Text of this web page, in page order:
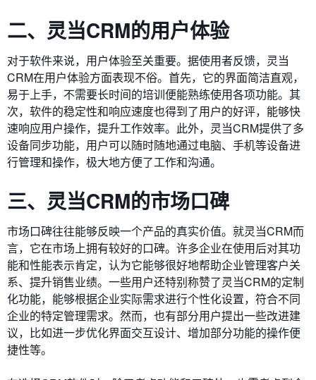
二、灵当CRM的用户体验
对于软件来说，用户体验至关重要。据使用者反馈，灵当
CRM在用户体验方面表现不俗。首先，它的界面简洁直观，
易于上手，不需要长时间的培训便能熟练使用各项功能。其
次，软件的稳定性和响应速度也得到了用户的好评，能够快
速响应用户操作，提升工作效率。此外，灵当CRM提供了多
设备同步功能，用户可以随时随地通过电脑、手机等设备进
行管理和操作，极大地方便了工作和沟通。
三、灵当CRM的市场口碑
市场口碑往往能够反映一个产品的真实价值。就灵当CRM而
言，它在市场上拥有较好的口碑。许多企业在使用后对其功
能和性能表示肯定，认为它能够很好地帮助企业管理客户关
系、提升销售业绩。一些用户还特别称赞了灵当CRM的定制
化功能，能够根据企业实际需求进行个性化设置，符合不同
企业的特定管理需求。然而，也有部分用户提出一些改进建
议，比如进一步优化界面交互设计、增加部分功能的操作便
捷性等。